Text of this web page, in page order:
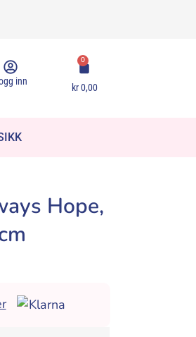
inn
0
kr0,00
Hope,